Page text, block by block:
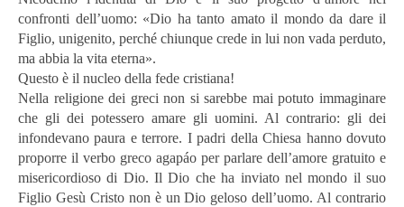
confronti dell’uomo: «Dio ha tanto amato il mondo da dare il
Figlio, unigenito, perché chiunque crede in lui non vada perduto,
ma abbia la vita eterna».
Questo è il nucleo della fede cristiana!
Nella religione dei greci non si sarebbe mai potuto immaginare
che gli dei potessero amare gli uomini. Al contrario: gli dei
infondevano paura e terrore. I padri della Chiesa hanno dovuto
proporre il verbo greco agapáo per parlare dell’amore gratuito e
misericordioso di Dio. Il Dio che ha inviato nel mondo il suo
Figlio Gesù Cristo non è un Dio geloso dell’uomo. Al contrario